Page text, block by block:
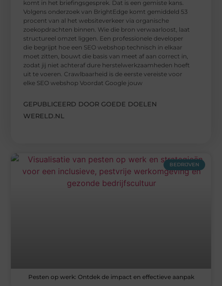
komt in het briefingsgesprek. Dat is een gemiste kans.
Volgens onderzoek van BrightEdge komt gemiddeld 53
procent van al het websiteverkeer via organische
zoekopdrachten binnen. Wie die bron verwaarloost, laat
structureel omzet liggen. Een professionele developer
die begrijpt hoe een SEO webshop technisch in elkaar
moet zitten, bouwt die basis van meet af aan correct in,
zodat jij niet achteraf dure herstelwerkzaamheden hoeft
uit te voeren. Crawlbaarheid is de eerste vereiste voor
elke SEO webshop Voordat Google jouw
GEPUBLICEERD DOOR GOEDE DOELEN
WERELD.NL
BEDRIJVEN
Pesten op werk: Ontdek de impact en effectieve aanpak